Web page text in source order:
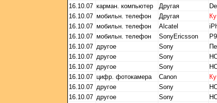
16.10.07 карман. компьютер Другая
16.10.07 мобильн. телефон Другая
16.10.07 мобильн. телефон Alcatel
16.10.07 мобильн. телефон SonyEricsson
16.10.07 другое Sony
16.10.07 другое Sony
16.10.07 другое Sony
16.10.07 цифр. фотокамера Canon
16.10.07 другое Sony
16.10.07 другое Sony